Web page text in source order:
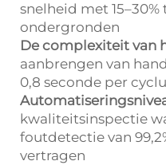
snelheid met
ondergronden
De complexiteit van
aanbrengen van
0,8 seconde per
kwaliteitsinspectie
foutdetectie van
vertragen